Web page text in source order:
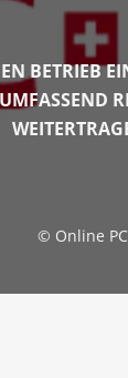
BETRIEB
© Online PC